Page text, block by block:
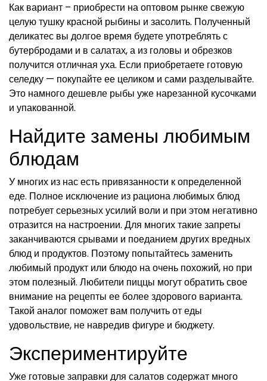
Как вариант – приобрести на оптовом рынке свежую
целую тушку красной рыбины и засолить. Полученный
деликатес вы долгое время будете употреблять с
бутербродами и в салатах, а из головы и обрезков
получится отличная уха. Если приобретаете готовую
селедку — покупайте ее целиком и сами разделывайте.
Это намного дешевле рыбы уже нарезанной кусочками
и упакованной.
Найдите замены любимым
блюдам
У многих из нас есть привязанности к определенной
еде. Полное исключение из рациона любимых блюд
потребует серьезных усилий воли и при этом негативно
отразится на настроении. Для многих такие запреты
заканчиваются срывами и поеданием других вредных
блюд и продуктов. Поэтому попытайтесь заменить
любимый продукт или блюдо на очень похожий, но при
этом полезный. Любители пиццы могут обратить свое
внимание на рецепты ее более здорового варианта.
Такой аналог поможет вам получить от еды
удовольствие, не навредив фигуре и бюджету.
Экспериментируйте
Уже готовые заправки для салатов содержат много